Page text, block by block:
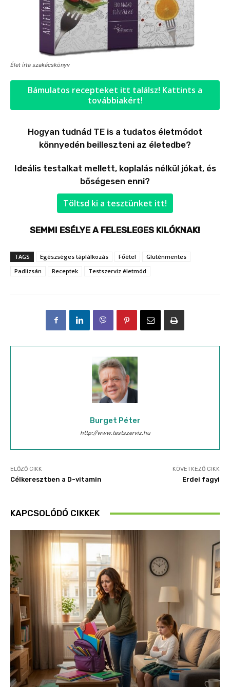
Élet írta szakácskönyv
Bámulatos recepteket itt találsz! Kattints a
továbbiakért!
Hogyan tudnád TE is a tudatos életmódot
könnyedén beilleszteni az életedbe?
Ideális testalkat mellett, koplalás nélkül jókat, és
bőségesen enni?
Töltsd ki a tesztünket itt!
SEMMI ESÉLYE A FELESLEGES KILÓKNAK!
TAGS Egészséges táplálkozás Főétel
Gluténmentes
Padlizsán
Receptek Testszerviz életmód
Burget Péter
http://www.testszerviz.hu
ELŐZŐ CIKK
Célkeresztben a D-vitamin
KÖVETKEZŐ CIKK
Erdei fagyi
KAPCSOLÓDÓ CIKKEK